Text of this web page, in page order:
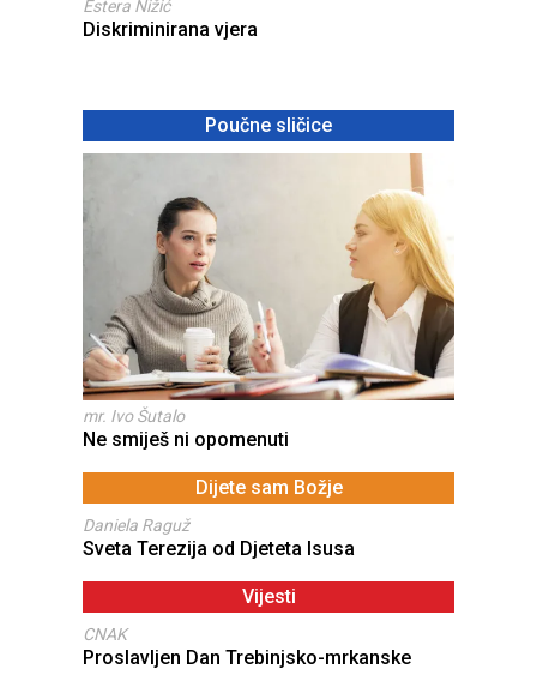
Estera Nižić
Diskriminirana vjera
Poučne sličice
mr. Ivo Šutalo
Ne smiješ ni opomenuti
Dijete sam Božje
Daniela Raguž
Sveta Terezija od Djeteta Isusa
Vijesti
CNAK
Proslavljen Dan Trebinjsko-mrkanske